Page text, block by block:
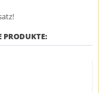
PRODUKTE: